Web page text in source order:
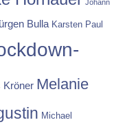
Johann
Bulla Karsten Paul
Kröner Melanie
Michael